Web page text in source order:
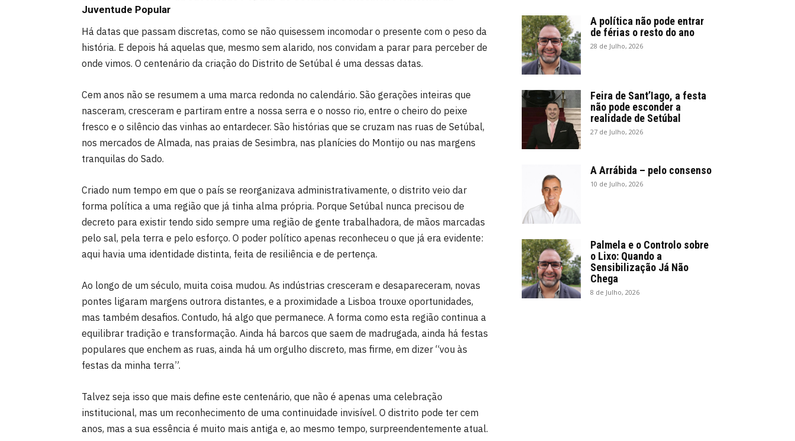
Juventude Popular
Há datas que passam discretas, como se não quisessem incomodar o presente com o peso da
história. E depois há aquelas que, mesmo sem alarido, nos convidam a parar para perceber de
onde vimos. O centenário da criação do Distrito de Setúbal é uma dessas datas.
Cem anos não se resumem a uma marca redonda no calendário. São gerações inteiras que
nasceram, cresceram e partiram entre a nossa serra e o nosso rio, entre o cheiro do peixe
fresco e o silêncio das vinhas ao entardecer. São histórias que se cruzam nas ruas de Setúbal,
nos mercados de Almada, nas praias de Sesimbra, nas planícies do Montijo ou nas margens
tranquilas do Sado.
Criado num tempo em que o país se reorganizava administrativamente, o distrito veio dar
forma política a uma região que já tinha alma própria. Porque Setúbal nunca precisou de
decreto para existir tendo sido sempre uma região de gente trabalhadora, de mãos marcadas
pelo sal, pela terra e pelo esforço. O poder político apenas reconheceu o que já era evidente:
aqui havia uma identidade distinta, feita de resiliência e de pertença.
Ao longo de um século, muita coisa mudou. As indústrias cresceram e desapareceram, novas
pontes ligaram margens outrora distantes, e a proximidade a Lisboa trouxe oportunidades,
mas também desafios. Contudo, há algo que permanece. A forma como esta região continua a
equilibrar tradição e transformação. Ainda há barcos que saem de madrugada, ainda há festas
populares que enchem as ruas, ainda há um orgulho discreto, mas firme, em dizer “vou às
festas da minha terra”.
Talvez seja isso que mais define este centenário, que não é apenas uma celebração
institucional, mas um reconhecimento de uma continuidade invisível. O distrito pode ter cem
anos, mas a sua essência é muito mais antiga e, ao mesmo tempo, surpreendentemente atual.
A política não pode entrar
de férias o resto do ano
28 de Julho, 2026
Feira de Sant’Iago, a festa
não pode esconder a
realidade de Setúbal
27 de Julho, 2026
A Arrábida – pelo consenso
10 de Julho, 2026
Palmela e o Controlo sobre
o Lixo: Quando a
Sensibilização Já Não
Chega
8 de Julho, 2026